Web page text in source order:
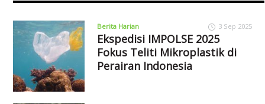
Berita Harian 3 Sep 2025
Ekspedisi IMPOLSE 2025
Fokus Teliti Mikroplastik di
Perairan Indonesia